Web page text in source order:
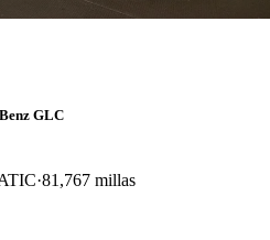
GLC
81,767 millas